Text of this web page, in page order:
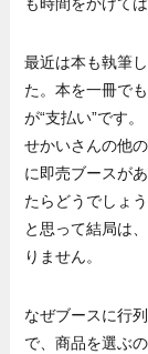
も時間をかけて
最近は本も執筆
た。本を一冊で
が“支払い”です
せかいさんの他
に即売ブースが
たらどうでしょ
と思って結局は
りません。
なぜブースに行
で、商品を選ぶ